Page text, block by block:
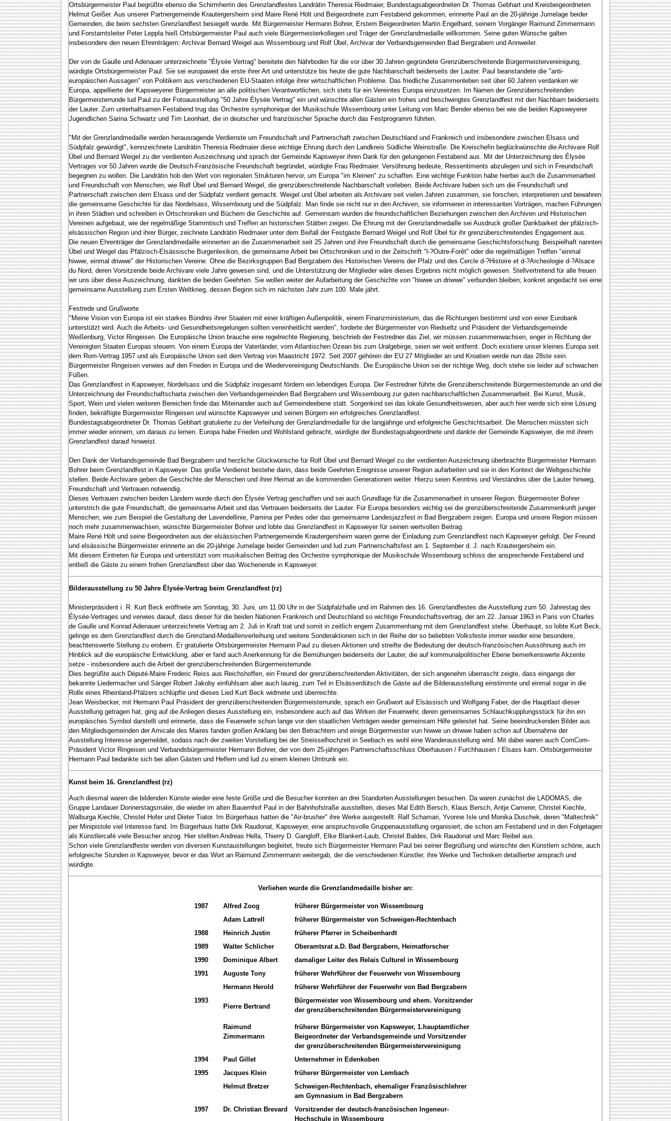
Ortsbürgermeister Paul begrüßte ebenso die Schirmherrin des Grenzlandfestes Landrätin Theresia Riedmaier, Bundestagsabgeordneten Dr. Thomas Gebhart und Kreisbeigeordneten
Helmut Geißer. Aus unserer Partnergemeinde Krautergersheim sind Maire René Hölt und Beigeordnete zum Festabend gekommen, erinnerte Paul an die 20-jährige Jumelage beider
Gemeinden, die beim sechsten Grenzlandfest besiegelt wurde. Mit Bürgermeister Hermann Bohrer, Erstem Beigeordneten Martin Engelhard, seinem Vorgänger Raimund Zimmermann
und Forstamtsleiter Peter Leppla hieß Ortsbürgermeister Paul auch viele Bürgermeisterkollegen und Träger der Grenzlandmedaille willkommen. Seine guten Wünsche galten
insbesondere den neuen Ehrenträgern: Archivar Bernard Weigel aus Wissembourg und Rolf Übel, Archivar der Verbandsgemeinden Bad Bergzabern und Annweiler.
Der von de Gaulle und Adenauer unterzeichnete "Élysée Vertrag" bereitete den Nährboden für die vor über 30 Jahren gegründete Grenzüberschreitende Bürgermeistervereinigung,
würdigte Ortsbürgermeister Paul. Sie sei europaweit die erste ihrer Art und unterstütze bis heute die gute Nachbarschaft beiderseits der Lauter. Paul beanstandete die "anti-
europäischen Aussagen" von Politikern aus verschiedenen EU-Staaten infolge ihrer wirtschaftlichen Probleme. Das friedliche Zusammenleben seit über 60 Jahren verdanken wir
Europa, appellierte der Kapsweyerer Bürgermeister an alle politischen Verantwortlichen, sich stets für ein Vereintes Europa einzusetzen. Im Namen der Grenzüberschreitenden
Bürgermeisterrunde lud Paul zu der Fotoausstellung "50 Jahre Élysée Vertrag" ein und wünschte allen Gästen ein frohes und beschwingtes Grenzlandfest mit den Nachbarn beiderseits
der Lauter. Zum unterhaltsamen Festabend trug das Orchestre symphonique der Musikschule Wissembourg unter Leitung von Marc Bender ebenso bei wie die beiden Kapsweyerer
Jugendlichen Sarina Schwartz und Tim Leonhart, die in deutscher und französischer Sprache durch das Festprogramm führten.
"Mit der Grenzlandmedaille werden herausragende Verdienste um Freundschaft und Partnerschaft zwischen Deutschland und Frankreich und insbesondere zwischen Elsass und
Südpfalz gewürdigt", kennzeichnete Landrätin Theresia Riedmaier diese wichtige Ehrung durch den Landkreis Südliche Weinstraße. Die Kreischefin beglückwünschte die Archivare Rolf
Übel und Bernard Weigel zu der verdienten Auszeichnung und sprach der Gemeinde Kapsweyer ihren Dank für den gelungenen Festabend aus. Mit der Unterzeichnung des Élysée
Vertrages vor 50 Jahren wurde die Deutsch-Französische Freundschaft begründet, würdigte Frau Riedmaier. Versöhnung bedeute, Ressentiments abzulegen und sich in Freundschaft
begegnen zu wollen. Die Landrätin hob den Wert von regionalen Strukturen hervor, um Europa "im Kleinen" zu schaffen. Eine wichtige Funktion habe hierbei auch die Zusammenarbeit
und Freundschaft von Menschen, wie Rolf Übel und Bernard Weigel, die grenzüberschreitende Nachbarschaft vorleben. Beide Archivare haben sich um die Freundschaft und
Partnerschaft zwischen dem Elsass und der Südpfalz verdient gemacht. Weigel und Übel arbeiten als Archivare seit vielen Jahren zusammen, sie forschen, interpretieren und bewahren
die gemeinsame Geschichte für das Nordelsass, Wissembourg und die Südpfalz. Man finde sie nicht nur in den Archiven, sie informieren in interessanten Vorträgen, machen Führungen
in ihren Städten und schreiben in Ortschroniken und Büchern die Geschichte auf. Gemeinsam wurden die freundschaftlichen Beziehungen zwischen den Archiven und Historischen
Vereinen aufgebaut, wie der regelmäßige Stammtisch und Treffen an historischen Stätten zeigen. Die Ehrung mit der Grenzlandmedaille sei Ausdruck großer Dankbarkeit der pfälzisch-
elsässischen Region und ihrer Bürger, zeichnete Landrätin Riedmaier unter dem Beifall der Festgäste Bernard Weigel und Rolf Übel für ihr grenzüberschreitendes Engagement aus.
Die neuen Ehrenträger der Grenzlandmedaille erinnerten an die Zusammenarbeit seit 25 Jahren und ihre Freundschaft durch die gemeinsame Geschichtsforschung. Beispielhaft nannten
Übel und Weigel das Pfälzisch-Elsässische Burgenlexikon, die gemeinsame Arbeit bei Ortschroniken und in der Zeitschrift "l-?Outre-Forêt" oder die regelmäßigen Treffen "einmal
hiwwe, einmal driwwe" der Historischen Vereine. Ohne die Bezirksgruppen Bad Bergzabern des Historischen Vereins der Pfalz und des Cercle d-?Histoire et d-?Archeologie d-?Alsace
du Nord, deren Vorsitzende beide Archivare viele Jahre gewesen sind, und die Unterstützung der Mitglieder wäre dieses Ergebnis nicht möglich gewesen. Stellvertretend für alle freuen
wir uns über diese Auszeichnung, dankten die beiden Geehrten. Sie wollen weiter der Aufarbeitung der Geschichte von "hiwwe un driwwe" verbunden bleiben; konkret angedacht sei eine
gemeinsame Ausstellung zum Ersten Weltkrieg, dessen Beginn sich im nächsten Jahr zum 100. Male jährt.
Festrede und Grußworte
"Meine Vision von Europa ist ein starkes Bündnis ihrer Staaten mit einer kräftigen Außenpolitik, einem Finanzministerium, das die Richtungen bestimmt und von einer Eurobank
unterstützt wird. Auch die Arbeits- und Gesundheitsregelungen sollten vereinheitlicht werden", forderte der Bürgermeister von Riedseltz und Präsident der Verbandsgemeinde
Weißenburg, Victor Ringeisen. Die Europäische Union brauche eine regelrechte Regierung, beschrieb der Festredner das Ziel, wir müssen zusammenwachsen, enger in Richtung der
Vereinigten Staaten Europas steuern. Von einem Europa der Vaterländer, vom Atlantischen Ozean bis zum Uralgebirge, seien wir weit entfernt. Doch existiere unser kleines Europa seit
dem Rom-Vertrag 1957 und als Europäische Union seit dem Vertrag von Maastricht 1972. Seit 2007 gehören der EU 27 Mitglieder an und Kroatien werde nun das 28ste sein.
Bürgermeister Ringeisen verwies auf den Frieden in Europa und die Wiedervereinigung Deutschlands. Die Europäische Union sei der richtige Weg, doch stehe sie leider auf schwachen
Füßen.
Das Grenzlandfest in Kapsweyer, Nordelsass und die Südpfalz insgesamt fördern ein lebendiges Europa. Der Festredner führte die Grenzüberschreitende Bürgermeisterrunde an und die
Unterzeichnung der Freundschaftscharta zwischen den Verbandsgemeinden Bad Bergzabern und Wissembourg zur guten nachbarschaftlichen Zusammenarbeit. Bei Kunst, Musik,
Sport, Wein und vielen weiteren Bereichen finde das Miteinander auch auf Gemeindeebene statt. Sorgenkind sei das lokale Gesundheitswesen, aber auch hier werde sich eine Lösung
finden, bekräftigte Bürgermeister Ringeisen und wünschte Kapsweyer und seinen Bürgern ein erfolgreiches Grenzlandfest.
Bundestagsabgeordneter Dr. Thomas Gebhart gratulierte zu der Verleihung der Grenzlandmedaille für die langjährige und erfolgreiche Geschichtsarbeit. Die Menschen müssten sich
immer wieder erinnern, um daraus zu lernen. Europa habe Frieden und Wohlstand gebracht, würdigte der Bundestagsabgeordnete und dankte der Gemeinde Kapsweyer, die mit ihrem
Grenzlandfest darauf hinweist.
Den Dank der Verbandsgemeinde Bad Bergzabern und herzliche Glückwünsche für Rolf Übel und Bernard Weigel zu der verdienten Auszeichnung überbrachte Bürgermeister Hermann
Bohrer beim Grenzlandfest in Kapsweyer. Das große Verdienst bestehe darin, dass beide Geehrten Ereignisse unserer Region aufarbeiten und sie in den Kontext der Weltgeschichte
stellen. Beide Archivare geben die Geschichte der Menschen und ihrer Heimat an die kommenden Generationen weiter. Hierzu seien Kenntnis und Verständnis über die Lauter hinweg,
Freundschaft und Vertrauen notwendig.
Dieses Vertrauen zwischen beiden Ländern wurde durch den Élysée Vertrag geschaffen und sei auch Grundlage für die Zusammenarbeit in unserer Region. Bürgermeister Bohrer
unterstrich die gute Freundschaft, die gemeinsame Arbeit und das Vertrauen beiderseits der Lauter. Für Europa besonders wichtig sei die grenzüberschreitende Zusammenkunft junger
Menschen, wie zum Beispiel die Gestaltung der Lavendellinie, Pamina per Pedes oder das gemeinsame Landesjazzfest in Bad Bergzabern zeigen. Europa und unsere Region müssen
noch mehr zusammenwachsen, wünschte Bürgermeister Bohrer und lobte das Grenzlandfest in Kapsweyer für seinen wertvollen Beitrag.
Maire René Hölt und seine Beigeordneten aus der elsässischen Partnergemeinde Krautergersheim waren gerne der Einladung zum Grenzlandfest nach Kapsweyer gefolgt. Der Freund
und elsässische Bürgermeister erinnerte an die 20-jährige Jumelage beider Gemeinden und lud zum Partnerschaftsfest am 1. September d. J. nach Krautergersheim ein.
Mit diesem Eintreten für Europa und unterstützt vom musikalischen Beitrag des Orchestre symphonique der Musikschule Wissembourg schloss der ansprechende Festabend und
entließ die Gäste zu einem frohen Grenzlandfest über das Wochenende in Kapsweyer.
Bilderausstellung zu 50 Jahre Élysée-Vertrag beim Grenzlandfest (rz)
Ministerpräsident i. R. Kurt Beck eröffnete am Sonntag, 30. Juni, um 11.00 Uhr in der Südpfalzhalle und im Rahmen des 16. Grenzlandfestes die Ausstellung zum 50. Jahrestag des
Élysée-Vertrages und verwies darauf, dass dieser für die beiden Nationen Frankreich und Deutschland so wichtige Freundschaftsvertrag, der am 22. Januar 1963 in Paris von Charles
de Gaulle und Konrad Adenauer unterzeichnete Vertrag am 2. Juli in Kraft trat und somit in zeitlich engem Zusammenhang mit dem Grenzlandfest stehe. Überhaupt, so lobte Kurt Beck,
gelinge es dem Grenzlandfest durch die Grenzland-Medaillenverleihung und weitere Sonderaktionen sich in der Reihe der so beliebten Volksfeste immer wieder eine besondere,
beachtenswerte Stellung zu erobern. Er gratulierte Ortsbürgermeister Hermann Paul zu diesen Aktionen und streifte die Bedeutung der deutsch-französischen Aussöhnung auch im
Hinblick auf die europäische Entwicklung, aber er fand auch Anerkennung für die Bemühungen beiderseits der Lauter, die auf kommunalpolitischer Ebene bemerkenswerte Akzente
setze - insbesondere auch die Arbeit der grenzüberschreitenden Bürgermeisterrunde.
Dies begrüßte auch Député-Maire Frederic Reiss aus Reichshoffen, ein Freund der grenzüberschreitenden Aktivitäten, der sich angenehm überrascht zeigte, dass eingangs der
bekannte Liedermacher und Sänger Robert Jakoby einfühlsam aber auch launig, zum Teil in Elsässerdütsch die Gäste auf die Bilderausstellung einstimmte und einmal sogar in die
Rolle eines Rheinland-Pfälzers schlüpfte und dieses Lied Kurt Beck widmete und überreichte.
Jean Weisbecker, mit Hermann Paul Präsident der grenzüberschreitenden Bürgermeisterrunde, sprach ein Grußwort auf Elsässisch und Wolfgang Faber, der die Hauptlast dieser
Ausstellung getragen hat, ging auf die Anliegen dieses Ausstellung ein, insbesondere auch auf das Wirken der Feuerwehr, deren gemeinsames Schlauchkupplungsstück für ihn ein
europäisches Symbol darstellt und erinnerte, dass die Feuerwehr schon lange vor den staatlichen Verträgen wieder gemeinsam Hilfe geleistet hat. Seine beeindruckenden Bilder aus
den Mitgliedsgemeinden der Amicale des Maires fanden großen Anklang bei den Betrachtern und einige Bürgermeister vun hiwwe un driwwe haben schon auf Übernahme der
Ausstellung Interesse angemeldet, sodass nach der zweiten Vorstellung bei der Streisselhochzeit in Seebach es wohl eine Wanderausstellung wird. Mit dabei waren auch ComCom-
Präsident Victor Ringeisen und Verbandsbürgermeister Hermann Bohrer, der von dem 25-jährigen Partnerschaftsschluss Oberhausen / Furchhausen / Elsass kam. Ortsbürgermeister
Hermann Paul bedankte sich bei allen Gästen und Helfern und lud zu einem kleinen Umtrunk ein.
Kunst beim 16. Grenzlandfest (rz)
Auch diesmal waren die bildenden Künste wieder eine feste Größe und die Besucher konnten an drei Standorten Ausstellungen besuchen. Da waren zunächst die LADOMAS, die
Gruppe Landauer Donnerstagsmaler, die wieder im alten Bauernhof Paul in der Bahnhofstraße ausstellten, dieses Mal Edith Bersch, Klaus Bersch, Antje Camerer, Christel Kiechle,
Walburga Kiechle, Christel Hofer und Dieter Tiator. Im Bürgerhaus hatten die "Air-brusher" ihre Werke ausgestellt: Ralf Schamari, Yvonne Isle und Monika Duschek, deren "Maltechnik"
per Minipistole viel Interesse fand. Im Bürgerhaus hatte Dirk Raudonat, Kapsweyer, eine anspruchsvolle Gruppenausstellung organisiert, die schon am Festabend und in den Folgetagen
als Künstlercafé viele Besucher anzog. Hier stellten Andreas Hella, Thierry D. Gangloff, Elke Blankert-Laub, Christel Baldes, Dirk Raudonat und Marc Reibel aus.
Schon viele Grenzlandfeste werden von diversen Kunstaustellungen begleitet, freute sich Bürgermeister Hermann Paul bei seiner Begrüßung und wünschte den Künstlern schöne, auch
erfolgreiche Stunden in Kapsweyer, bevor er das Wort an Raimund Zimmermann weitergab, der die verschiedenen Künstler, ihre Werke und Techniken detaillierter ansprach und
würdigte.
Verliehen wurde die Grenzlandmedaille bisher an:
1987 Alfred Zoog
früherer Bürgermeister von Wissembourg
Adam Lattrell
früherer Bürgermeister von Schweigen-Rechtenbach
1988
Heinrich Justin
früherer Pfarrer in Scheibenhardt
1989
Walter Schlicher
Oberamtsrat a.D. Bad Bergzabern, Heimatforscher
1990
Dominique Albert
damaliger Leiter des Relais Culturel in Wissembourg
1991
Auguste Tony
früherer Wehrführer der Feuerwehr von Wissembourg
Hermann Herold
früherer Wehrführer der Feuerwehr von Bad Bergzabern
1993
Pierre Bertrand
Bürgermeister von Wissembourg und ehem. Vorsitzender
der grenzüberschreitenden Bürgermeistervereinigung
Raimund
Zimmermann
früherer Bürgermeister von Kapsweyer, 1.hauptamtlicher
Beigeordneter der Verbandsgemeinde und Vorsitzender
der grenzüberschreitenden Bürgermeistervereinigung
1994
Paul Gillet
Unternehmer in Edenkoben
1995
Jacques Klein
früherer Bürgermeister von Lembach
Helmut Bretzer
Schweigen-Rechtenbach, ehemaliger Französischlehrer
am Gymnasium in Bad Bergzabern
1997
Dr. Christian Brevard
Vorsitzender der deutsch-französischen Ingeneur-
Hochschule in Wissembourg